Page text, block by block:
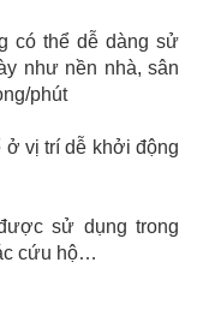
có thể dễ dàng sử
như nền nhà, sân
phút
ở vị trí dễ khởi động
sử dụng trong
cứu hộ…